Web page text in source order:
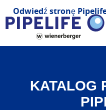
Odwiedź stronę
KATALOG